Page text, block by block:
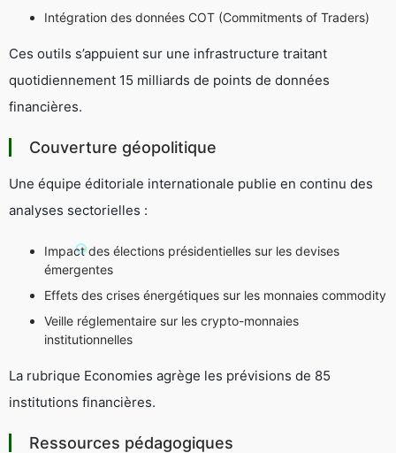
Intégration des données COT (Commitments of Traders)
Ces outils s’appuient sur une infrastructure traitant
quotidiennement 15 milliards de points de données
financières.
Couverture géopolitique
Une équipe éditoriale internationale publie en continu des
analyses sectorielles :
Impact des élections présidentielles sur les devises
émergentes
Effets des crises énergétiques sur les monnaies commodity
Veille réglementaire sur les crypto-monnaies
institutionnelles
La rubrique Economies agrège les prévisions de 85
institutions financières.
Ressources pédagogiques